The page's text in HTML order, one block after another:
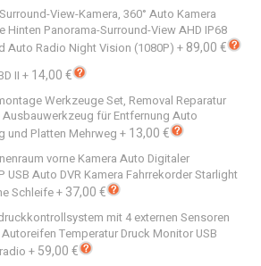
View-Kamera, 360° Auto Kamera
Hinten Panorama-Surround-View AHD IP68
Auto Radio Night Vision (1080P) + 89,00 €
II + 14,00 €
Werkzeuge Set, Removal Reparatur
für Entfernung Auto
und Platten Mehrweg + 13,00 €
vorne Kamera Auto Digitaler
USB Auto DVR Kamera Fahrrekorder Starlight
Schleife+ 37,00 €
mit 4 externen Sensoren
Temperatur Druck Monitor USB
+ 59,00 €